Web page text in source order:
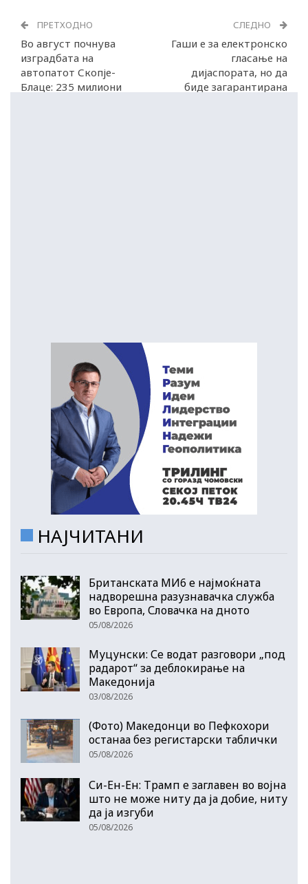
ПРЕТХОДНО
Во август почнува
изградбата на
автопатот Скопје-
Блаце: 235 милиони
СЛЕДНО
Гаши е за електронско
гласање на
дијаспората, но да
биде загарантирана
НАЈЧИТАНИ
Британската МИ6 е најмоќната
надворешна разузнавачка служба
во Европа, Словачка на дното
05/08/2026
Муцунски: Се водат разговори „под
радарот“ за деблокирање на
Македонија
03/08/2026
(Фото) Македонци во Пефкохори
останаа без регистарски таблички
05/08/2026
Си-Ен-Ен: Трамп е заглавен во војна
што не може ниту да ја добие, ниту
да ја изгуби
05/08/2026